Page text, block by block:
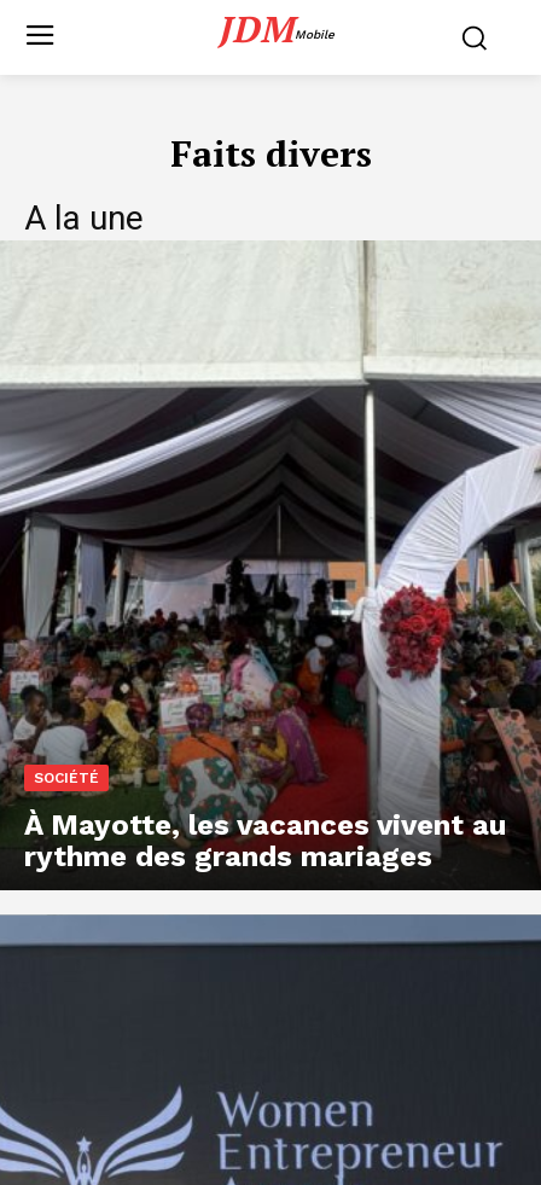
JDMMobile
Faits divers
A la une
SOCIÉTÉ
À Mayotte, les vacances vivent au
rythme des grands mariages